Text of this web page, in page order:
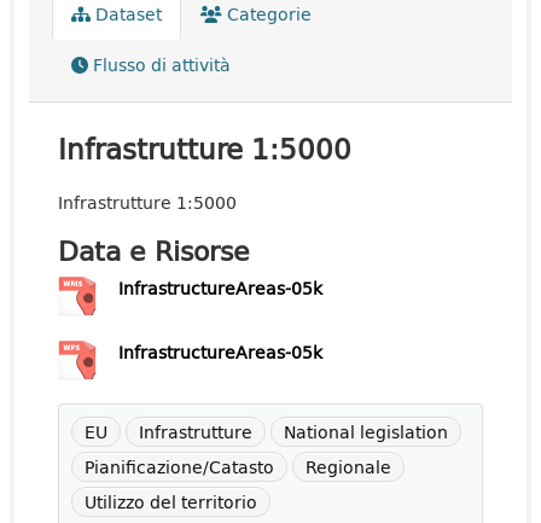
Dataset
Categorie
Flusso di attività
Infrastrutture 1:5000
Infrastrutture 1:5000
Data e Risorse
InfrastructureAreas-05k
InfrastructureAreas-05k
EU Infrastrutture
National legislation
Pianificazione/Catasto
Regionale
Utilizzo del territorio